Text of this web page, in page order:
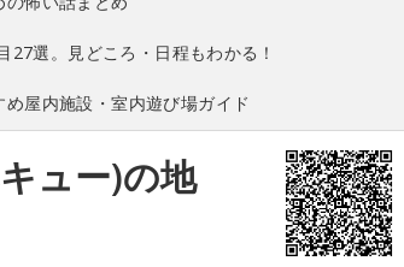
27選。見どころ・日程もわかる！
屋内施設・室内遊び場ガイド
ュー)の地